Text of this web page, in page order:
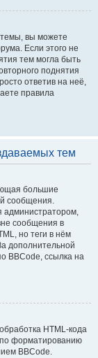
вы можете
Если этого не
тем могла быть
поднятия
ответив на неё,
правила
тем
большие
сообщения.
администратором,
сообщения в
но теги в нём
дополнительной
BBCode, ссылка на
HTML-кода
форматированию
BBCode.